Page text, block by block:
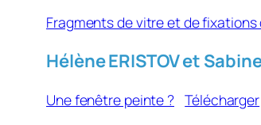
Fragments de vitre et de
Hélène ERISTOV et
Une fenêtre peinte ? Télécharger